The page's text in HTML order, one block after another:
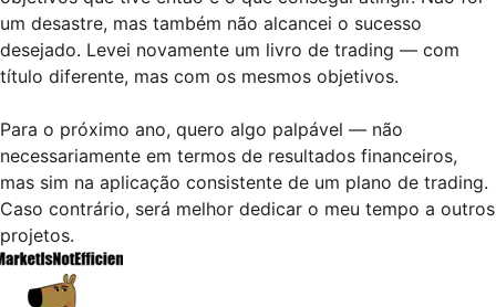
um desastre, mas também não alcancei o sucesso
desejado. Levei novamente um livro de trading — com
título diferente, mas com os mesmos objetivos.
Para o próximo ano, quero algo palpável — não
necessariamente em termos de resultados financeiros,
mas sim na aplicação consistente de um plano de trading.
Caso contrário, será melhor dedicar o meu tempo a outros
projetos.